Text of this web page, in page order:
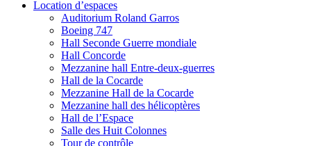
Location d’espaces
Auditorium Roland Garros
Boeing 747
Hall Seconde Guerre mondiale
Hall Concorde
Mezzanine hall Entre-deux-guerres
Hall de la Cocarde
Mezzanine Hall de la Cocarde
Mezzanine hall des hélicoptères
Hall de l’Espace
Salle des Huit Colonnes
Tour de contrôle